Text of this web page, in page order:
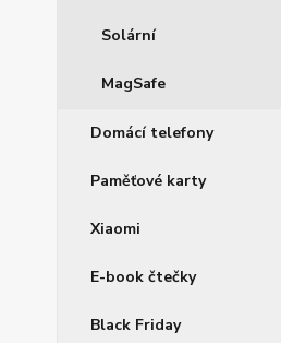
Solární
MagSafe
Domácí telefony
Paměťové karty
Xiaomi
E-book čtečky
Black Friday